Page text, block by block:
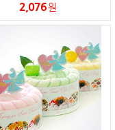
2,076원